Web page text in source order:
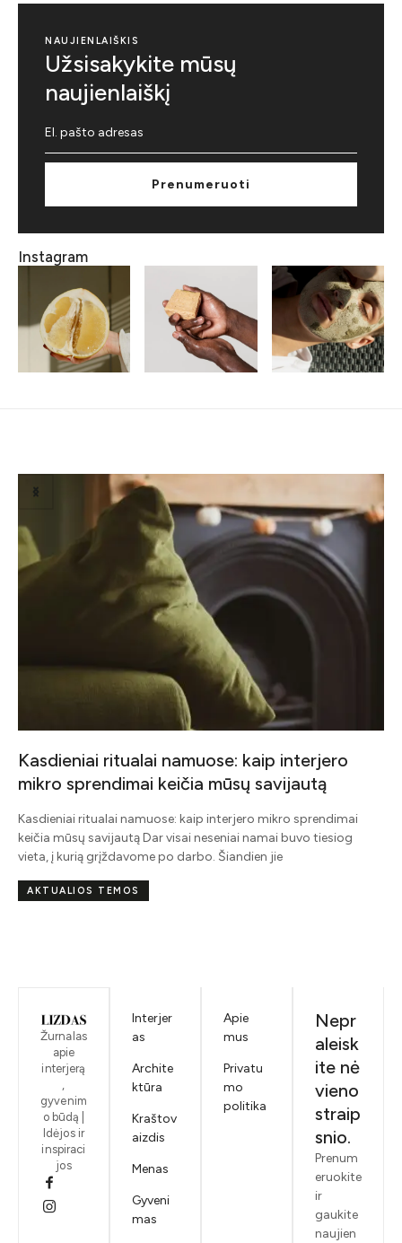
NAUJIENLAIŠKIS
Užsisakykite mūsų
naujienlaiškį
Prenumeruoti
Instagram
Kasdieniai ritualai namuose: kaip interjero
mikro sprendimai keičia mūsų savijautą
Kasdieniai ritualai namuose: kaip interjero mikro sprendimai
keičia mūsų savijautą Dar visai neseniai namai buvo tiesiog
vieta, į kurią grįždavome po darbo. Šiandien jie
AKTUALIOS TEMOS
Žurnalas
apie
interjerą
gyvenim
o būdą |
Idėjos ir
inspiraci
jos
Interjer
as
Archite
ktūra
Kraštov
aizdis
Menas
Gyveni
mas
Apie
mus
Privatu
mo
politika
Nepr
aleisk
ite nė
vieno
straip
snio.
Prenum
eruokite
ir
gaukite
naujien